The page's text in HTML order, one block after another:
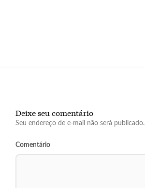
Deixe seu comentário
Seu endereço de e-mail não será publicado.
Comentário